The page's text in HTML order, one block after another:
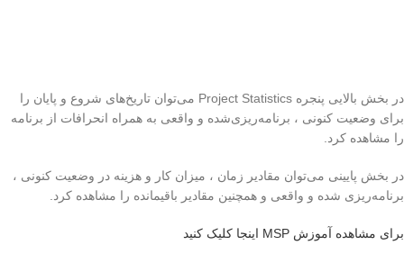
در بخش بالایی پنجره Project Statistics می‌توان تاریخ‌های شروع و پایان را
برای وضعیت کنونی ، برنامه‌ریزی‌شده و واقعی به همراه انحرافات از برنامه
را مشاهده کرد.
در بخش پایینی می‌توان مقادیر زمان ، میزان کار و هزینه در وضعیت کنونی ،
برنامه‌ریزی شده و واقعی و همچنین مقادیر باقیمانده را مشاهده کرد.
برای مشاهده آموزش MSP اینجا کلیک کنید